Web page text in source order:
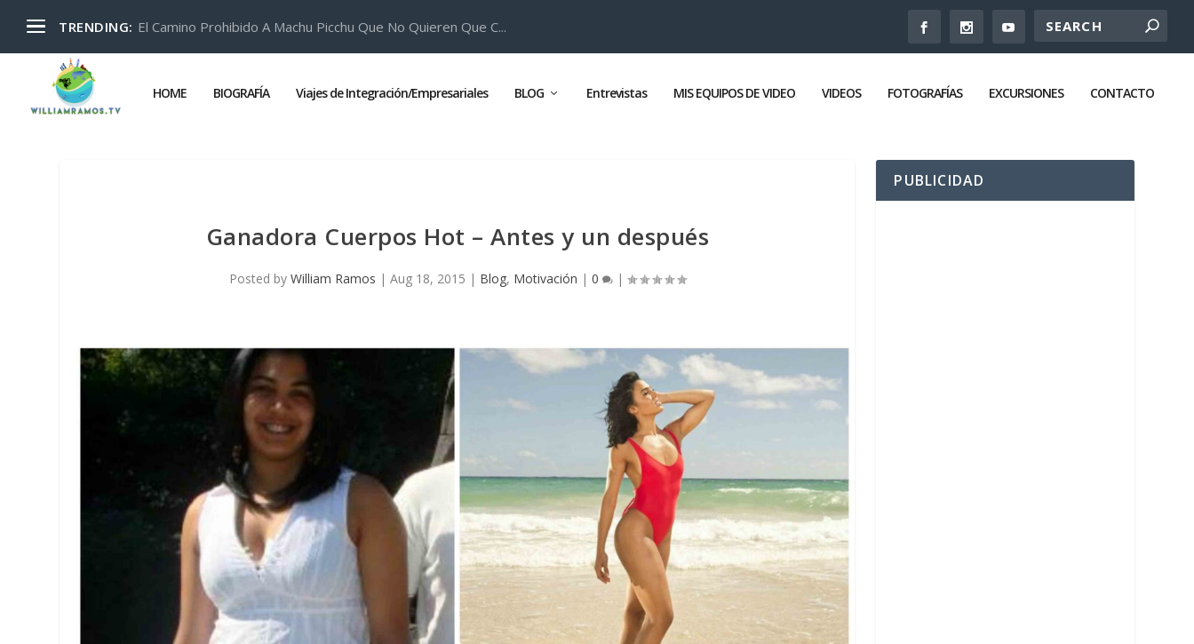
TRENDING: El Camino Prohibido A Machu Picchu Que No Quieren Que C...
HOME BIOGRAFÍA Viajes de Integración/Empresariales BLOG Entrevistas MIS EQUIPOS DE VIDEO VIDEOS FOTOGRAFÍAS EXCURSIONES CONTACTO
Ganadora Cuerpos Hot – Antes y un después
Posted by William Ramos | Aug 18, 2015 | Blog, Motivación | 0 |
PUBLICIDAD